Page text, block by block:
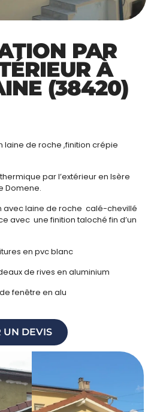
PAR
À
(38420)
laine de roche ,finition crépie
par l’extérieur en Isère
Domene.
avec laine de roche calé-chevillé
avec une finition taloché fin d’un
en pvc blanc
de rives en aluminium
fenêtre en alu
UN DEVIS